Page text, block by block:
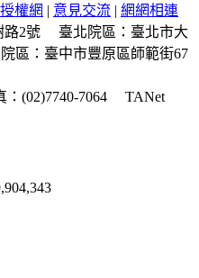
權網 | 意見交流 | 網網相連
路2號
臺北院區：臺北市大
區：臺中市豐原區師範街67
：(02)7740-7064
TANet